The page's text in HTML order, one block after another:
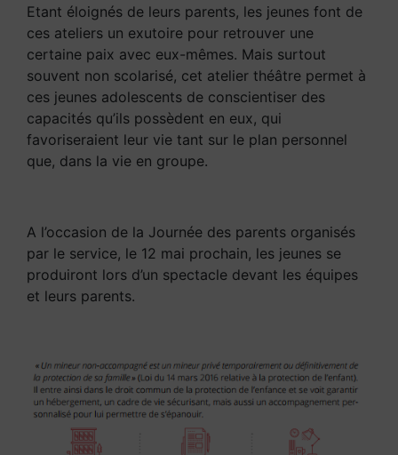
Etant éloignés de leurs parents, les jeunes font de
ces ateliers un exutoire pour retrouver une
certaine paix avec eux-mêmes. Mais surtout
souvent non scolarisé, cet atelier théâtre permet à
ces jeunes adolescents de conscientiser des
capacités qu’ils possèdent en eux, qui
favoriseraient leur vie tant sur le plan personnel
que, dans la vie en groupe.
A l’occasion de la Journée des parents organisés
par le service, le 12 mai prochain, les jeunes se
produiront lors d’un spectacle devant les équipes
et leurs parents.